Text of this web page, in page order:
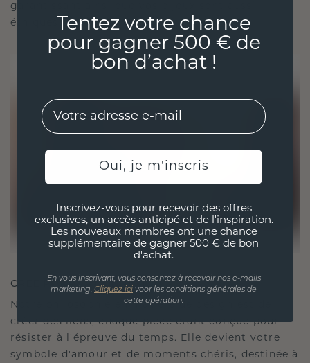
garantissant ainsi que vos bijoux sont aussi
éthiques qu'exquis.
CRÉÉ POUR LA CONNEXION
Notre philosophie en matière de design est de
créer des liens, chaque pièce étant conçue pour
résister à l'épreuve du temps. Elle devient votre
symbole d'amour et de moments chéris, destinée à
Tentez votre chance
pour gagner 500 € de
bon d’achat !
EMail
Oui, je m'inscris
Inscrivez-vous pour recevoir des offres
exclusives, un accès anticipé et de l'inspiration.
Les nouveaux membres ont une chance
supplémentaire de gagner 500 € de bon
d'achat.
En vous inscrivant, vous consentez à recevoir nos e-mails
marketing. Cliquez ici voor les conditions générales de
cette opération.